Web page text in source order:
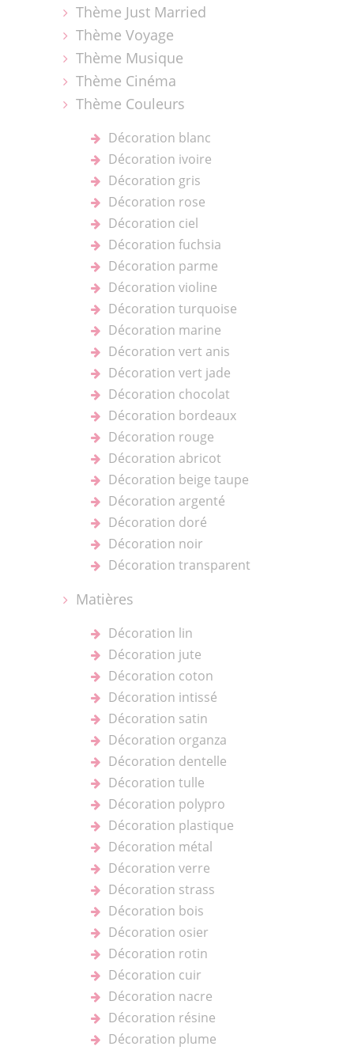
Thème Just Married
Thème Voyage
Thème Musique
Thème Cinéma
Thème Couleurs
Décoration blanc
Décoration ivoire
Décoration gris
Décoration rose
Décoration ciel
Décoration fuchsia
Décoration parme
Décoration violine
Décoration turquoise
Décoration marine
Décoration vert anis
Décoration vert jade
Décoration chocolat
Décoration bordeaux
Décoration rouge
Décoration abricot
Décoration beige taupe
Décoration argenté
Décoration doré
Décoration noir
Décoration transparent
Matières
Décoration lin
Décoration jute
Décoration coton
Décoration intissé
Décoration satin
Décoration organza
Décoration dentelle
Décoration tulle
Décoration polypro
Décoration plastique
Décoration métal
Décoration verre
Décoration strass
Décoration bois
Décoration osier
Décoration rotin
Décoration cuir
Décoration nacre
Décoration résine
Décoration plume